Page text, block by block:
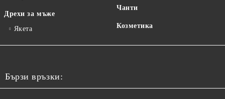
Дрехи за мъже
Якета
Чанти
Козметика
Бързи връзки: